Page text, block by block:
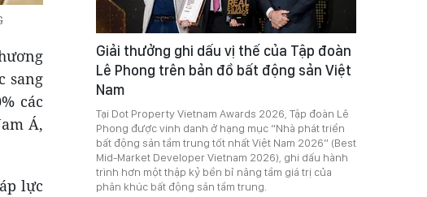
sang
các
Á,
lực
Giải thưởng ghi dấu vị thế của Tập đoàn
Lê Phong trên bản đồ bất động sản Việt
Nam
Tại Dot Property Vietnam Awards 2026, Tập đoàn Lê
Phong được vinh danh ở hạng mục “Nhà phát triển
bất động sản tầm trung tốt nhất Việt Nam 2026” (Best
Mid-Market Developer Vietnam 2026), ghi dấu hành
trình hơn một thập kỷ bền bỉ nâng tầm giá trị của
phân khúc bất động sản tầm trung.